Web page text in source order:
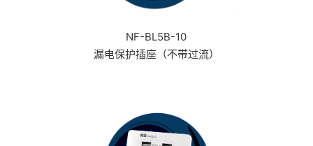
NF-BL5B-10
漏电保护插座（不带过流）